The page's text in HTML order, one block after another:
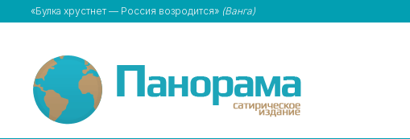
«Булка хрустнет — Россия возродится» (Ванга)